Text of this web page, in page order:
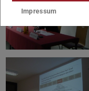
Impressum